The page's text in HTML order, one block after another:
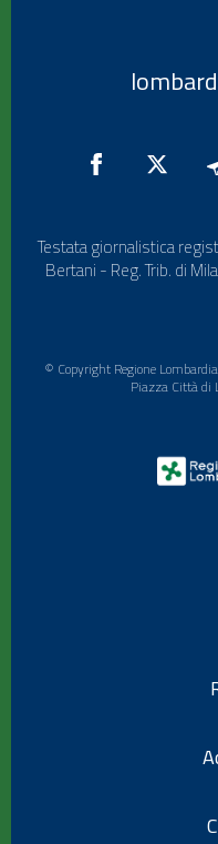
Testata giornalistica
Bertani - Reg. Trib. di
© Copyright Regione
Piazza Città